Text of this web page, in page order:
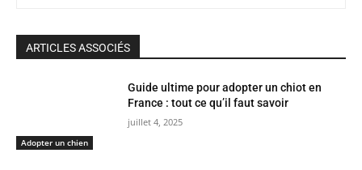
ARTICLES ASSOCIÉS
Adopter un chien
Guide ultime pour adopter un chiot en
France : tout ce qu’il faut savoir
juillet 4, 2025